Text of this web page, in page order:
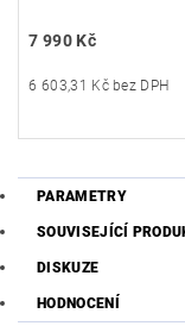
7 990 Kč
6 603,31 Kč bez DPH
PARAMETRY
SOUVISEJÍCÍ
DISKUZE
HODNOCENÍ